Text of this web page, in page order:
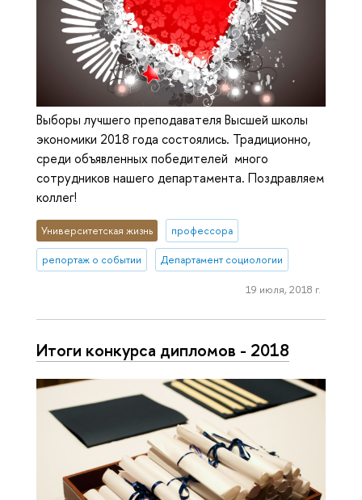
Выборы лучшего преподавателя Высшей школы
экономики 2018 года состоялись. Традиционно,
среди объявленных победителей много
сотрудников нашего департамента. Поздравляем
коллег!
Университетская жизнь профессора
репортаж о событии Департамент социологии
19 июля, 2018 г.
Итоги конкурса дипломов - 2018